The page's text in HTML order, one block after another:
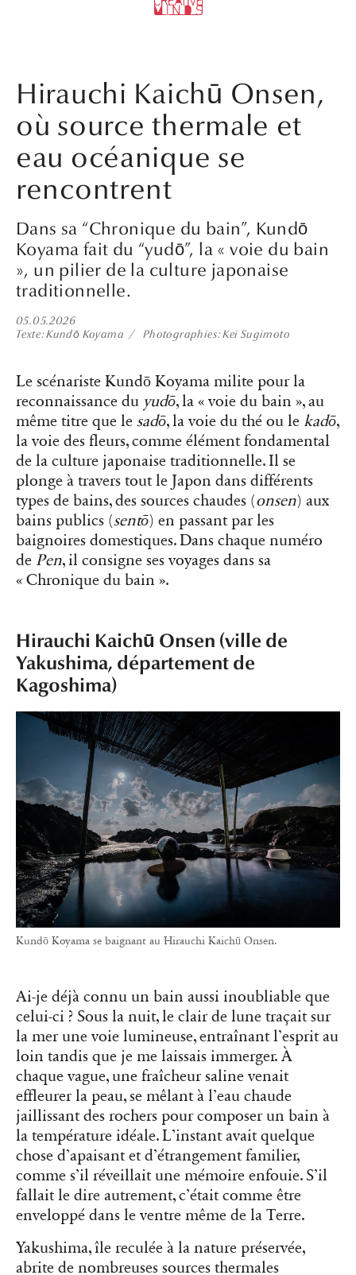
Hirauchi Kaichū Onsen,
où source thermale et
eau océanique se
rencontrent
Dans sa “Chronique du bain”, Kundō
Koyama fait du “yudō”, la « voie du bain
», un pilier de la culture japonaise
traditionnelle.
05.05.2026
Texte Kundō Koyama Photographies Kei Sugimoto
Le scénariste Kundō Koyama milite pour la
reconnaissance du yudō, la « voie du bain », au
même titre que le sadō, la voie du thé ou le kadō,
la voie des fleurs, comme élément fondamental
de la culture japonaise traditionnelle. Il se
plonge à travers tout le Japon dans différents
types de bains, des sources chaudes (onsen) aux
bains publics (sentō) en passant par les
baignoires domestiques. Dans chaque numéro
de Pen, il consigne ses voyages dans sa
« Chronique du bain ».
Hirauchi Kaichū Onsen (ville de
Yakushima, département de
Kagoshima)
Kundō Koyama se baignant au Hirauchi Kaichū Onsen.
Ai-je déjà connu un bain aussi inoubliable que
celui-ci ? Sous la nuit, le clair de lune traçait sur
la mer une voie lumineuse, entraînant l’esprit au
loin tandis que je me laissais immerger. À
chaque vague, une fraîcheur saline venait
effleurer la peau, se mêlant à l’eau chaude
jaillissant des rochers pour composer un bain à
la température idéale. L’instant avait quelque
chose d’apaisant et d’étrangement familier,
comme s’il réveillait une mémoire enfouie. S’il
fallait le dire autrement, c’était comme être
enveloppé dans le ventre même de la Terre.
Yakushima, île reculée à la nature préservée,
abrite de nombreuses sources thermales